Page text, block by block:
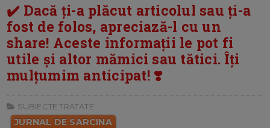
✔️ Dacă ți-a plăcut articolul sau ți-a
fost de folos, apreciază-l cu un
share! Aceste informații le pot fi
utile și altor mămici sau tătici. Îți
mulțumim anticipat! ❣️
SUBIECTE TRATATE:
JURNAL DE SARCINA